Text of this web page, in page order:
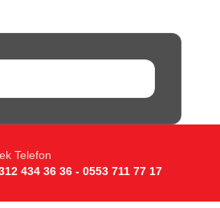
Telefon
434 36 36 - 0553 711 77 17